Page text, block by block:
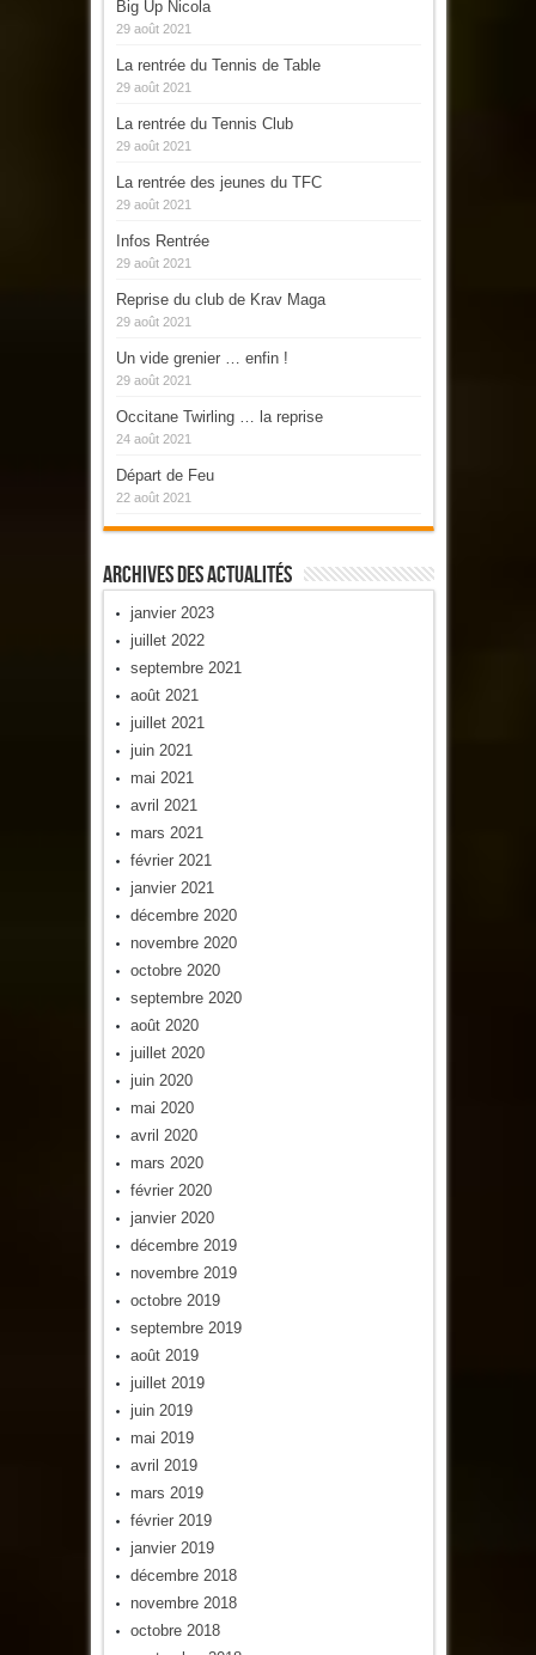
Big Up Nicola
29 août 2021
La rentrée du Tennis de Table
29 août 2021
La rentrée du Tennis Club
29 août 2021
La rentrée des jeunes du TFC
29 août 2021
Infos Rentrée
29 août 2021
Reprise du club de Krav Maga
29 août 2021
Un vide grenier … enfin !
29 août 2021
Occitane Twirling … la reprise
24 août 2021
Départ de Feu
22 août 2021
Archives Des Actualités
janvier 2023
juillet 2022
septembre 2021
août 2021
juillet 2021
juin 2021
mai 2021
avril 2021
mars 2021
février 2021
janvier 2021
décembre 2020
novembre 2020
octobre 2020
septembre 2020
août 2020
juillet 2020
juin 2020
mai 2020
avril 2020
mars 2020
février 2020
janvier 2020
décembre 2019
novembre 2019
octobre 2019
septembre 2019
août 2019
juillet 2019
juin 2019
mai 2019
avril 2019
mars 2019
février 2019
janvier 2019
décembre 2018
novembre 2018
octobre 2018